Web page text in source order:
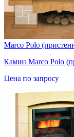
Marco Polo
Камин Marco Polo
Цена по запросу